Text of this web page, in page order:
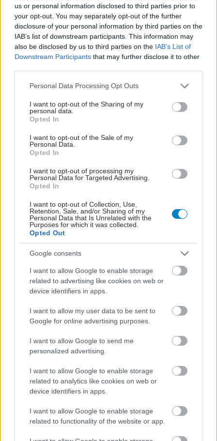
us or personal information disclosed to third parties prior to
your opt-out. You may separately opt-out of the further
disclosure of your personal information by third parties on the
IAB’s list of downstream participants. This information may
also be disclosed by us to third parties on the IAB’s List of
Downstream Participants that may further disclose it to other
Please note that this website/app uses one or more Google
not limited to your visit or usage behaviour. You may click to
grant or deny consent to Google and its third-party tags to
use your data for below specified purposes in below Google
consent section.
Personal Data Processing Opt Outs
I want to opt-out of the Sharing of my
personal data.
Opted In
I want to opt-out of the Sale of my
Personal Data.
Opted In
I want to opt-out of processing my
Personal Data for Targeted Advertising.
Opted In
I want to opt-out of Collection, Use,
Retention, Sale, and/or Sharing of my
Personal Data that Is Unrelated with the
Purposes for which it was collected.
Opted Out
Google consents
I want to allow Google to enable storage
related to advertising like cookies on web or
device identifiers in apps.
I want to allow my user data to be sent to
Google for online advertising purposes.
I want to allow Google to send me
personalized advertising.
I want to allow Google to enable storage
related to analytics like cookies on web or
device identifiers in apps.
I want to allow Google to enable storage
related to functionality of the website or app.
ΣΗΜΕΡΑ ΣΤΟ IATRONET.GR